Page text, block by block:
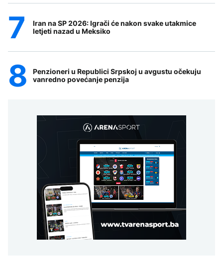
Iran na SP 2026: Igrači će nakon svake utakmice
letjeti nazad u Meksiko
Penzioneri u Republici Srpskoj u avgustu očekuju
vanredno povećanje penzija